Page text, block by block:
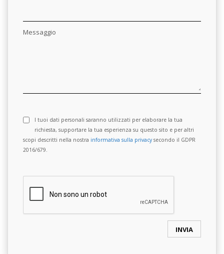
Messaggio
I tuoi dati personali saranno utilizzati per elaborare la tua
richiesta, supportare la tua esperienza su questo sito e per altri
scopi descritti nella nostra informativa sulla privacy secondo il GDPR
2016/679.